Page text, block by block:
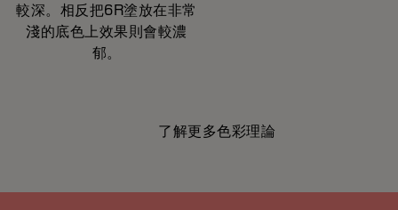
較深。相反把6R塗放在非常
淺的底色上效果則會較濃
郁。
了解更多色彩理論